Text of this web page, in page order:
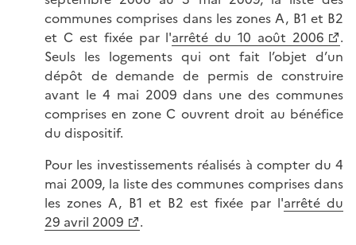
communes comprises dans les zones A, B1 et B2
et C est fixée par l'arrêté du 10 août 2006
.
Seuls les logements qui ont fait l’objet d’un
dépôt de demande de permis de construire
avant le 4 mai 2009 dans une des communes
comprises en zone C ouvrent droit au bénéfice
du dispositif.
Pour les investissements réalisés à compter du 4
mai 2009, la liste des communes comprises dans
les zones A, B1 et B2 est fixée par l'arrêté du
29 avril 2009
.